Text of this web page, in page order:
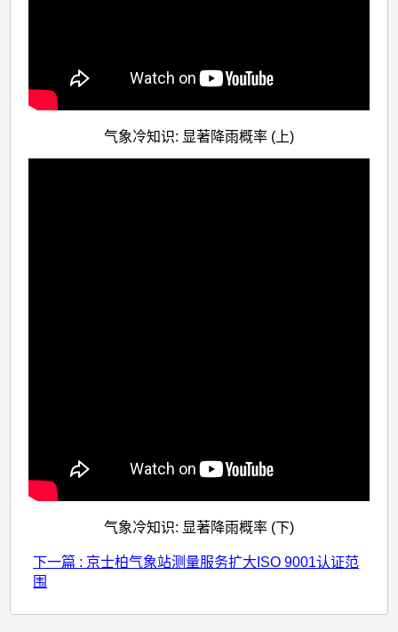
气象冷知识: 显著降雨概率 (上)
气象冷知识: 显著降雨概率 (下)
下一篇 : 京士柏气象站测量服务扩大ISO 9001认证范
围